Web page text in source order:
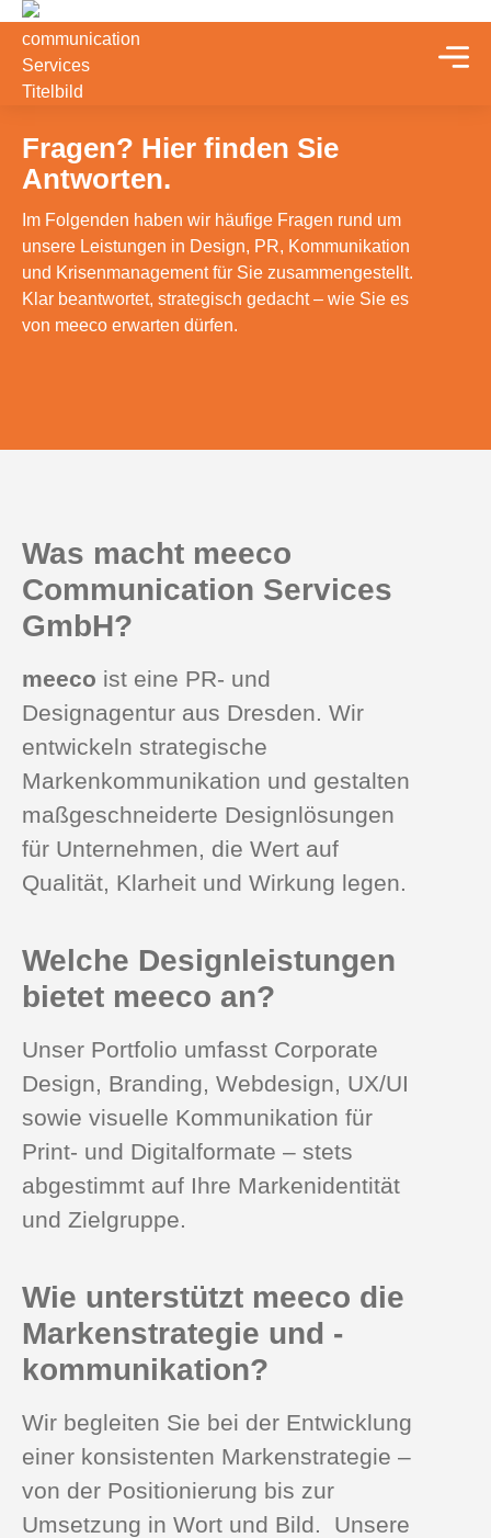
Fragen? Hier finden Sie
Antworten.
Im Folgenden haben wir häufige Fragen rund um
unsere Leistungen in Design, PR, Kommunikation
und Krisenmanagement für Sie zusammengestellt.
Klar beantwortet, strategisch gedacht – wie Sie es
von meeco erwarten dürfen.
Was macht meeco
Communication Services
GmbH?
meeco ist eine PR- und
Designagentur aus Dresden. Wir
entwickeln strategische
Markenkommunikation und gestalten
maßgeschneiderte Designlösungen
für Unternehmen, die Wert auf
Qualität, Klarheit und Wirkung legen.
Welche Designleistungen
bietet meeco an?
Unser Portfolio umfasst Corporate
Design, Branding, Webdesign, UX/UI
sowie visuelle Kommunikation für
Print- und Digitalformate – stets
abgestimmt auf Ihre Markenidentität
und Zielgruppe.
Wie unterstützt meeco die
Markenstrategie und -
kommunikation?
Wir begleiten Sie bei der Entwicklung
einer konsistenten Markenstrategie –
von der Positionierung bis zur
Umsetzung in Wort und Bild. Unsere